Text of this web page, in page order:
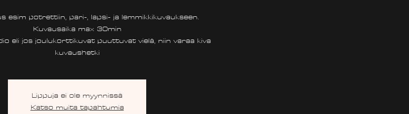
esim potrettiin, pari-, lapsi- ja lemmikkikuvaukseen.
Kuvausaika max 30min
eli jos joulukorttikuvat puuttuvat vielä, niin varaa kiva
kuvaushetki
Lippuja ei ole myynnissä
Katso muita tapahtumia